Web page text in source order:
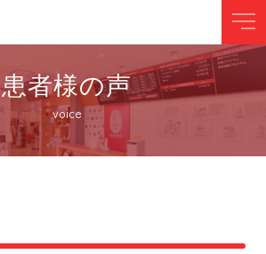
患者様の声
voice